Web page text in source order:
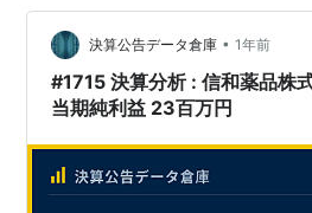
決算公告データ倉庫 • 1年前
#1715 決算分析 : 信和薬品株
当期純利益 23百万円